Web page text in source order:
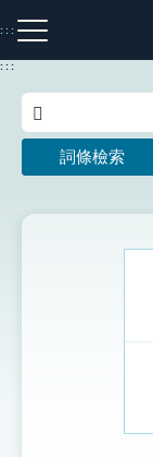
到
主
:::
注音索引圖示
:::
詞條檢索